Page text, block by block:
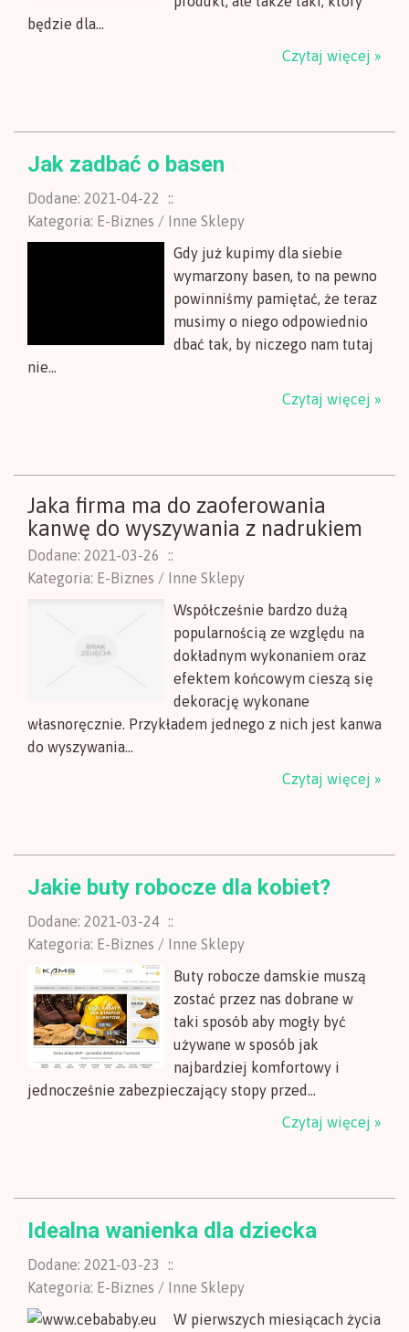
będzie dla...
Czytaj więcej »
Jak zadbać o basen
Dodane: 2021-04-22
::
Kategoria: E-Biznes / Inne Sklepy
Gdy już kupimy dla siebie
wymarzony basen, to na pewno
powinniśmy pamiętać, że teraz
musimy o niego odpowiednio
dbać tak, by niczego nam tutaj
nie...
Czytaj więcej »
Jaka firma ma do zaoferowania
kanwę do wyszywania z nadrukiem
Dodane: 2021-03-26
::
Kategoria: E-Biznes / Inne Sklepy
Współcześnie bardzo dużą
popularnością ze względu na
dokładnym wykonaniem oraz
efektem końcowym cieszą się
dekorację wykonane
własnoręcznie. Przykładem jednego z nich jest kanwa
do wyszywania...
Czytaj więcej »
Jakie buty robocze dla kobiet?
Dodane: 2021-03-24 ::
Kategoria: E-Biznes / Inne Sklepy
Buty robocze damskie muszą
zostać przez nas dobrane w
taki sposób aby mogły być
używane w sposób jak
najbardziej komfortowy i
jednocześnie zabezpieczający stopy przed...
Czytaj więcej »
Idealna wanienka dla dziecka
Dodane: 2021-03-23
::
Kategoria: E-Biznes / Inne Sklepy
W pierwszych miesiącach życia